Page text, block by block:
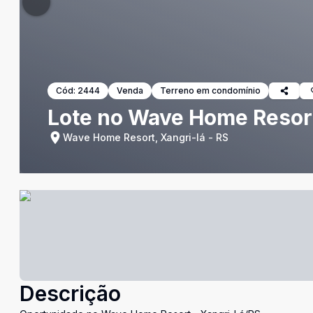
Cód: 2444 Venda Terreno em condomínio
Lote no Wave Home
Wave Home Resort, Xangri-lá - RS
Descrição